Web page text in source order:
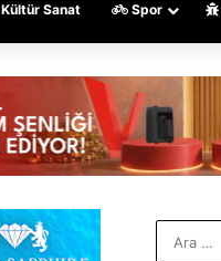
Kültür Sanat Spor